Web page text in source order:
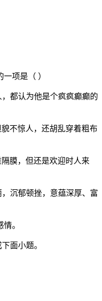
项是（ ）
都认为他是个疯疯癫癫的
不惊人，还胡乱穿着粗布
膜，但还是欢迎时人来
沉郁顿挫，意蕴深厚、富
。
面小题。